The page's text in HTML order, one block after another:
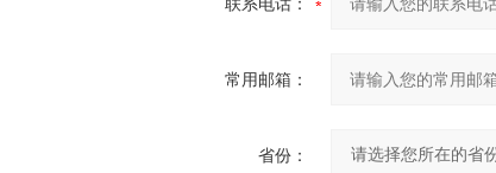
常用邮箱：
省份：